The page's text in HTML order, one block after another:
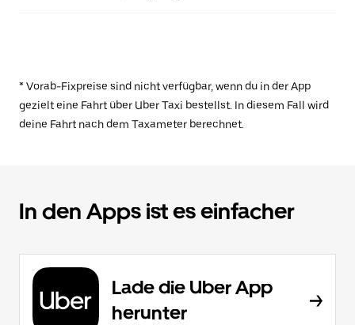
* Vorab-Fixpreise sind nicht verfügbar, wenn du in der App
gezielt eine Fahrt über Uber Taxi bestellst. In diesem Fall wird
deine Fahrt nach dem Taxameter berechnet.
In den Apps ist es einfacher
Lade die Uber App
herunter